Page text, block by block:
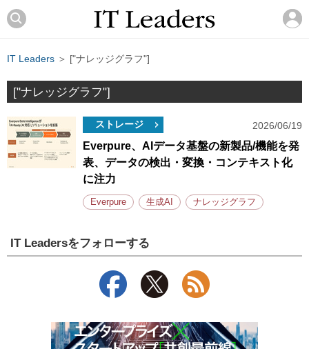
IT Leaders ＞ ["ナレッジグラフ"]
["ナレッジグラフ"]
ストレージ 2026/06/19
Everpure、AIデータ基盤の新製品/機能を発
表、データの検出・変換・コンテキスト化
に注力
Everpure 生成AI ナレッジグラフ
IT Leadersをフォローする